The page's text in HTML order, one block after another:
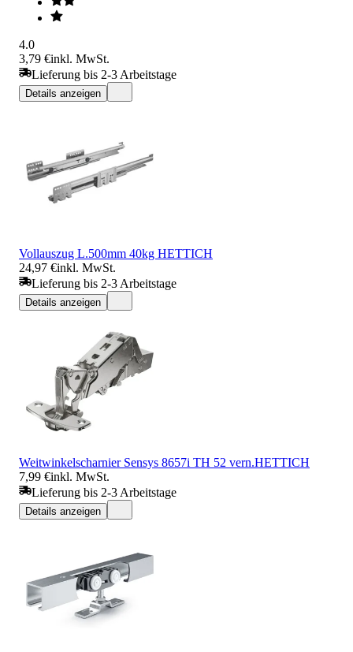
4.0
3,79 €inkl. MwSt.
Lieferung bis 2-3 Arbeitstage
Details anzeigen
Vollauszug L.500mm 40kg HETTICH
24,97 €inkl. MwSt.
Lieferung bis 2-3 Arbeitstage
Details anzeigen
Weitwinkelscharnier Sensys 8657i TH 52 vern.HETTICH
7,99 €inkl. MwSt.
Lieferung bis 2-3 Arbeitstage
Details anzeigen